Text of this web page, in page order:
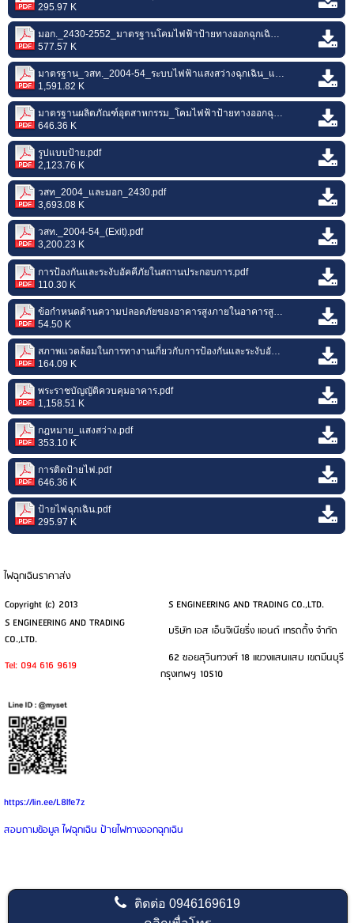
295.97 K
577.57 K
มาตรฐาน_วสท._2004-54_ระบบไฟฟ้าแสงสว่างฉุกเฉิน_และโคมไฟฟ้าป้ายทางออกฉุกเฉิน_กิตติ_สุขุตมตันติ(1).pdf
1,591.82 K
มาตรฐานผลิตภัณฑ์อุตสาหกรรม_โคมไฟฟ้าป้ายทางออกฉุกเฉิน_ชนิดส่องสว่างจากภายในสำหรับอาคาร.pdf
646.36 K
รูปแบบป้าย.pdf
2,123.76 K
วสท_2004_และมอก_2430.pdf
3,693.08 K
วสท._2004-54_(Exit).pdf
3,200.23 K
การป้องกันและระงับอัคคีภัยในสถานประกอบการ.pdf
110.30 K
54.50 K
164.09 K
พระราชบัญญัติควบคุมอาคาร.pdf
1,158.51 K
กฎหมาย_แสงสว่าง.pdf
353.10 K
การติดป้ายไฟ.pdf
646.36 K
ป้ายไฟฉุกเฉิน.pdf
295.97 K
ไฟฉุกเฉินราคาส่ง
Copyright (c) 2013
S ENGINEERING AND TRADING CO.,LTD.
S ENGINEERING AND TRADING
CO.,LTD.
บริษัท เอส เอ็นจิเนียริ่ง แอนด์ เทรดดิ้ง จำกัด
Tel: 094 616 9619
62 ซอยสุวินทวงศ์ 18 แขวงแสนแสบ เขตมีนบุรี
กรุงเทพฯ 10510
https://lin.ee/L8lfe7z
สอบถามข้อมูล ไฟฉุกเฉิน ป้ายไฟทางออกฉุกเฉิน
ติดต่อ0946169619